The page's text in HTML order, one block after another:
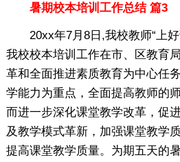
暑期校本培训工作总结 篇3
20xx年7月8日,我校教师“上好
我校校本培训工作在市、区教育
革和全面推进素质教育为中心任
学能力为重点，全面提高教师的
而进一步深化课堂教学改革，促
及教学模式革新，加强课堂教学
提高课堂教学质量。为期五天的